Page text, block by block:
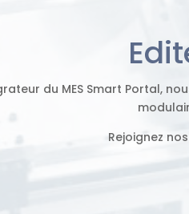
du MES Smart Portal,
Rejoignez